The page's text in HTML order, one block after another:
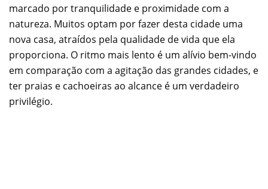
marcado por tranquilidade e proximidade com a
natureza. Muitos optam por fazer desta cidade uma
nova casa, atraídos pela qualidade de vida que ela
proporciona. O ritmo mais lento é um alívio bem-vindo
em comparação com a agitação das grandes cidades, e
ter praias e cachoeiras ao alcance é um verdadeiro
privilégio.